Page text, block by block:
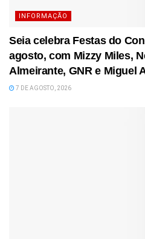
INFORMAÇÃO
Seia celebra Festas do
agosto, com Mizzy Miles,
Almeirante, GNR e Miguel
7 DE AGOSTO, 2026